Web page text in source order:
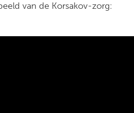
van de Korsakov-zorg: